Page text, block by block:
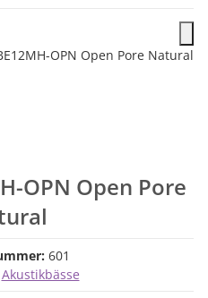
OPN Open Pore
601
Akustikbässe